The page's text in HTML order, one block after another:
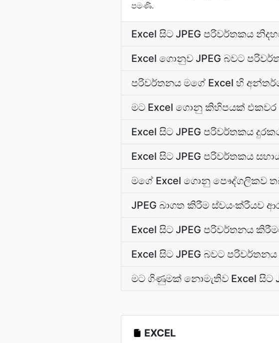
පමණි.
Excel සිට JPEG පරිවර්තකය
Excel ගොනුව JPEG බවට
පරිවර්තනය මගේ Excel හි
මට Excel ගොනු කිහිපයක් එකවර
Excel සිට JPEG පරිවර්තකය
Excel සිට JPEG පරිවර්තකය
මගේ Excel ගොනු පෞද්ගලිකව
JPEG බාගත කිරීම
Excel සිට JPEG පරිවර්තනය
Excel සිට JPEG බවට
මට ගිණුමක් නොමැතිව Excel සිට
EXCEL